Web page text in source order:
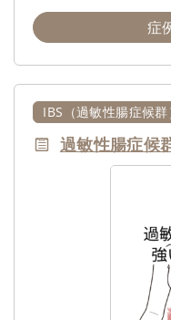
症
IBS（過敏性腸症候群
過敏性腸症候